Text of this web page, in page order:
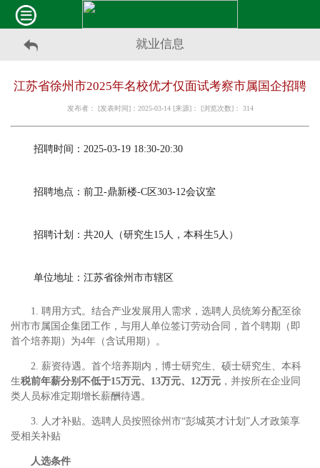
就业信息
江苏省徐州市2025年名校优才仅面试考察市属国企招聘
发布者： [发表时间]：2025-03-14 [来源]： [浏览次数]： 314
招聘时间：2025-03-19 18:30-20:30
招聘地点：前卫-鼎新楼-C区303-12会议室
招聘计划：共20人（研究生15人，本科生5人）
单位地址：江苏省徐州市市辖区
1. 聘用方式。结合产业发展用人需求，选聘人员统筹分配至徐
州市市属国企集团工作，与用人单位签订劳动合同，首个聘期（即
首个培养期）为4年（含试用期）。
2. 薪资待遇。首个培养期内，博士研究生、硕士研究生、本科
生税前年薪分别不低于15万元、13万元、12万元 ，并按所在企业同
类人员标准定期增长薪酬待遇。
3. 人才补贴。选聘人员按照徐州市“彭城英才计划”人才政策享
受相关补贴
人选条件